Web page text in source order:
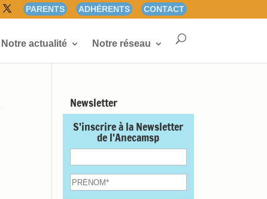
PARENTS ADHÉRENTS CONTACT
Notre actualité Notre réseau
Newsletter
S'inscrire à la Newsletter
de l'Anecamsp